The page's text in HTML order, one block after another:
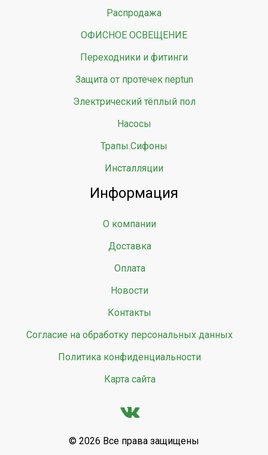
Распродажа
ОФИСНОЕ ОСВЕЩЕНИЕ
Переходники и фитинги
Защита от протечек neptun
Электрический тёплый пол
Насосы
Трапы.Сифоны
Инсталляции
Информация
О компании
Доставка
Оплата
Новости
Контакты
Согласие на обработку персональных данных
Политика конфиденциальности
Карта сайта
© 2026 Все права защищены